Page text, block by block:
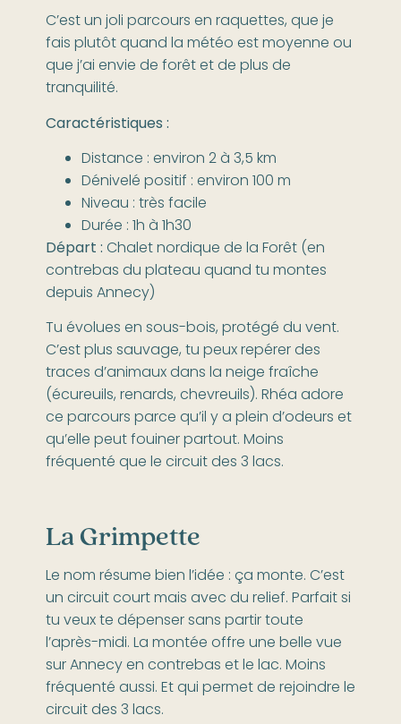
C’est un joli parcours en raquettes, que je
fais plutôt quand la météo est moyenne ou
que j’ai envie de forêt et de plus de
tranquilité.
Caractéristiques :
Distance : environ 2 à 3,5 km
Dénivelé positif : environ 100 m
Niveau : très facile
Durée : 1h à 1h30
Départ :Chalet nordique de la Forêt (en
contrebas du plateau quand tu montes
depuis Annecy)
Tu évolues en sous-bois, protégé du vent.
C’est plus sauvage, tu peux repérer des
traces d’animaux dans la neige fraîche
(écureuils, renards, chevreuils). Rhéa adore
ce parcours parce qu’il y a plein d’odeurs et
qu’elle peut fouiner partout. Moins
fréquenté que le circuit des 3 lacs.
La Grimpette
Le nom résume bien l’idée : ça monte. C’est
un circuit court mais avec du relief. Parfait si
tu veux te dépenser sans partir toute
l’après-midi. La montée offre une belle vue
sur Annecy en contrebas et le lac. Moins
fréquenté aussi. Et qui permet de rejoindre le
circuit des 3 lacs.